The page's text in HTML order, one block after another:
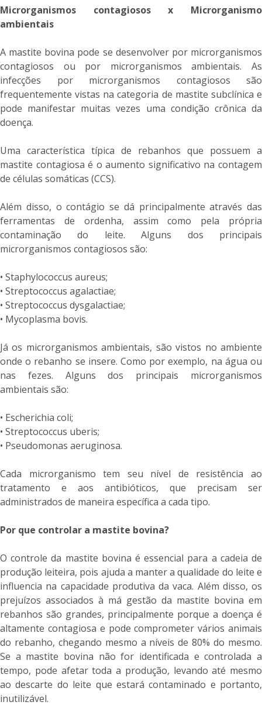
Microrganismos contagiosos x Microrganismo
ambientais
A mastite bovina pode se desenvolver por microrganismos
contagiosos ou por microrganismos ambientais. As
infecções por microrganismos contagiosos são
frequentemente vistas na categoria de mastite subclínica e
pode manifestar muitas vezes uma condição crônica da
doença.
Uma característica típica de rebanhos que possuem a
mastite contagiosa é o aumento significativo na contagem
de células somáticas (CCS).
Além disso, o contágio se dá principalmente através das
ferramentas de ordenha, assim como pela própria
contaminação do leite. Alguns dos principais
microrganismos contagiosos são:
• Staphylococcus aureus;
• Streptococcus agalactiae;
• Streptococcus dysgalactiae;
• Mycoplasma bovis.
Já os microrganismos ambientais, são vistos no ambiente
onde o rebanho se insere. Como por exemplo, na água ou
nas fezes. Alguns dos principais microrganismos
ambientais são:
• Escherichia coli;
• Streptococcus uberis;
• Pseudomonas aeruginosa.
Cada microrganismo tem seu nível de resistência ao
tratamento e aos antibióticos, que precisam ser
administrados de maneira específica a cada tipo.
Por que controlar a mastite bovina?
O controle da mastite bovina é essencial para a cadeia de
produção leiteira, pois ajuda a manter a qualidade do leite e
influencia na capacidade produtiva da vaca. Além disso, os
prejuízos associados à má gestão da mastite bovina em
rebanhos são grandes, principalmente porque a doença é
altamente contagiosa e pode comprometer vários animais
do rebanho, chegando mesmo a níveis de 80% do mesmo.
Se a mastite bovina não for identificada e controlada a
tempo, pode afetar toda a produção, levando até mesmo
ao descarte do leite que estará contaminado e portanto,
inutilizável.